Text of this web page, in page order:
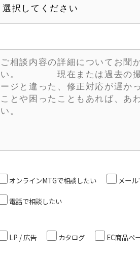
オンラインMTGで相談したい メー
電話で相談したい
LP / 広告 カタログ EC商品ペ